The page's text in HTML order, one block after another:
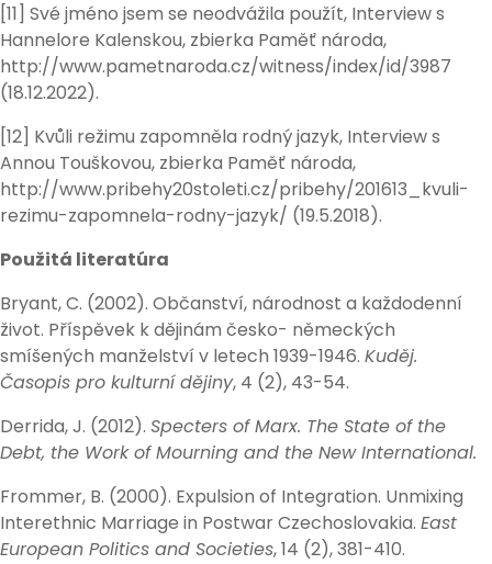
[11] Své jméno jsem se neodvážila použít, Interview s
Hannelore Kalenskou, zbierka Paměť národa,
http://www.pametnaroda.cz/witness/index/id/3987
(18.12.2022).
[12] Kvůli režimu zapomněla rodný jazyk, Interview s
Annou Touškovou, zbierka Paměť národa,
http://www.pribehy20stoleti.cz/pribehy/201613_kvuli-
rezimu-zapomnela-rodny-jazyk/ (19.5.2018).
Použitá literatúra
Bryant, C. (2002). Občanství, národnost a každodenní
život. Příspěvek k dějinám česko- německých
smíšených manželství v letech 1939-1946. Kuděj.
Časopis pro kulturní dějiny, 4 (2), 43-54.
Derrida, J. (2012). Specters of Marx. The State of the
Debt, the Work of Mourning and the New International.
Frommer, B. (2000). Expulsion of Integration. Unmixing
Interethnic Marriage in Postwar Czechoslovakia. East
European Politics and Societies, 14 (2), 381-410.